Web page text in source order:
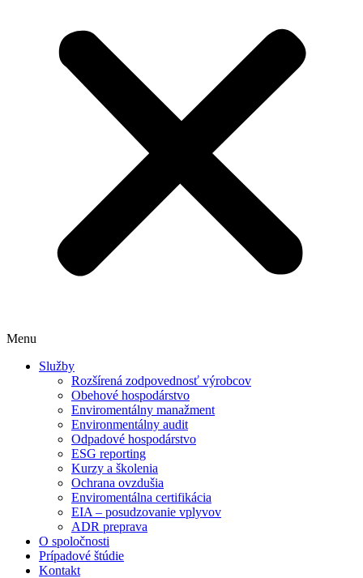
Menu
Služby
Rozšírená zodpovednosť výrobcov
Obehové hospodárstvo
Enviromentálny manažment
Environmentálny audit
Odpadové hospodárstvo
ESG reporting
Kurzy a školenia
Ochrana ovzdušia
Enviromentálna certifikácia
EIA – posudzovanie vplyvov
ADR preprava
O spoločnosti
Prípadové štúdie
Kontakt